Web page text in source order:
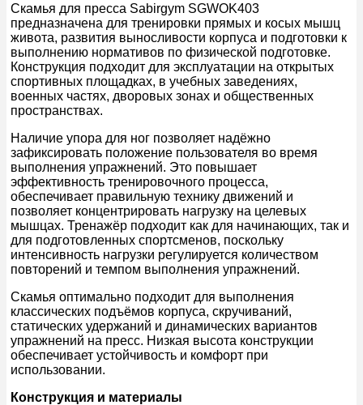
Скамья для пресса Sabirgym SGWOK403
предназначена для тренировки прямых и косых мышц
живота, развития выносливости корпуса и подготовки к
выполнению нормативов по физической подготовке.
Конструкция подходит для эксплуатации на открытых
спортивных площадках, в учебных заведениях,
военных частях, дворовых зонах и общественных
пространствах.
Наличие упора для ног позволяет надёжно
зафиксировать положение пользователя во время
выполнения упражнений. Это повышает
эффективность тренировочного процесса,
обеспечивает правильную технику движений и
позволяет концентрировать нагрузку на целевых
мышцах. Тренажёр подходит как для начинающих, так и
для подготовленных спортсменов, поскольку
интенсивность нагрузки регулируется количеством
повторений и темпом выполнения упражнений.
Скамья оптимально подходит для выполнения
классических подъёмов корпуса, скручиваний,
статических удержаний и динамических вариантов
упражнений на пресс. Низкая высота конструкции
обеспечивает устойчивость и комфорт при
использовании.
Конструкция и материалы